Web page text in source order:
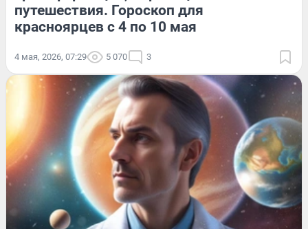
путешествия. Гороскоп для
красноярцев с 4 по 10 мая
4 мая, 2026, 07:29 5 070 3